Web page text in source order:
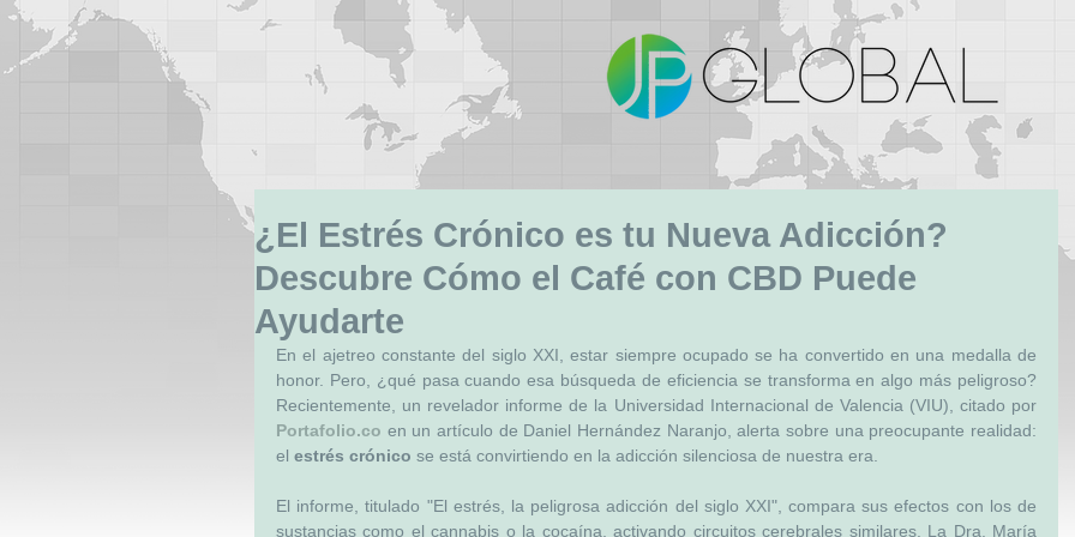
¿El Estrés Crónico es tu Nueva Adicción?
Descubre Cómo el Café con CBD Puede
Ayudarte
En el ajetreo constante del siglo XXI, estar siempre ocupado se ha convertido en una medalla de
honor. Pero, ¿qué pasa cuando esa búsqueda de eficiencia se transforma en algo más peligroso?
Portafolio.co en un artículo de Daniel Hernández Naranjo, alerta sobre una preocupante realidad:
el estrés crónico se está convirtiendo en la adicción silenciosa de nuestra era.
El informe, titulado "El estrés, la peligrosa adicción del siglo XXI", compara sus efectos con los de
sustancias como el cannabis o la cocaína, activando circuitos cerebrales similares. La Dra. María